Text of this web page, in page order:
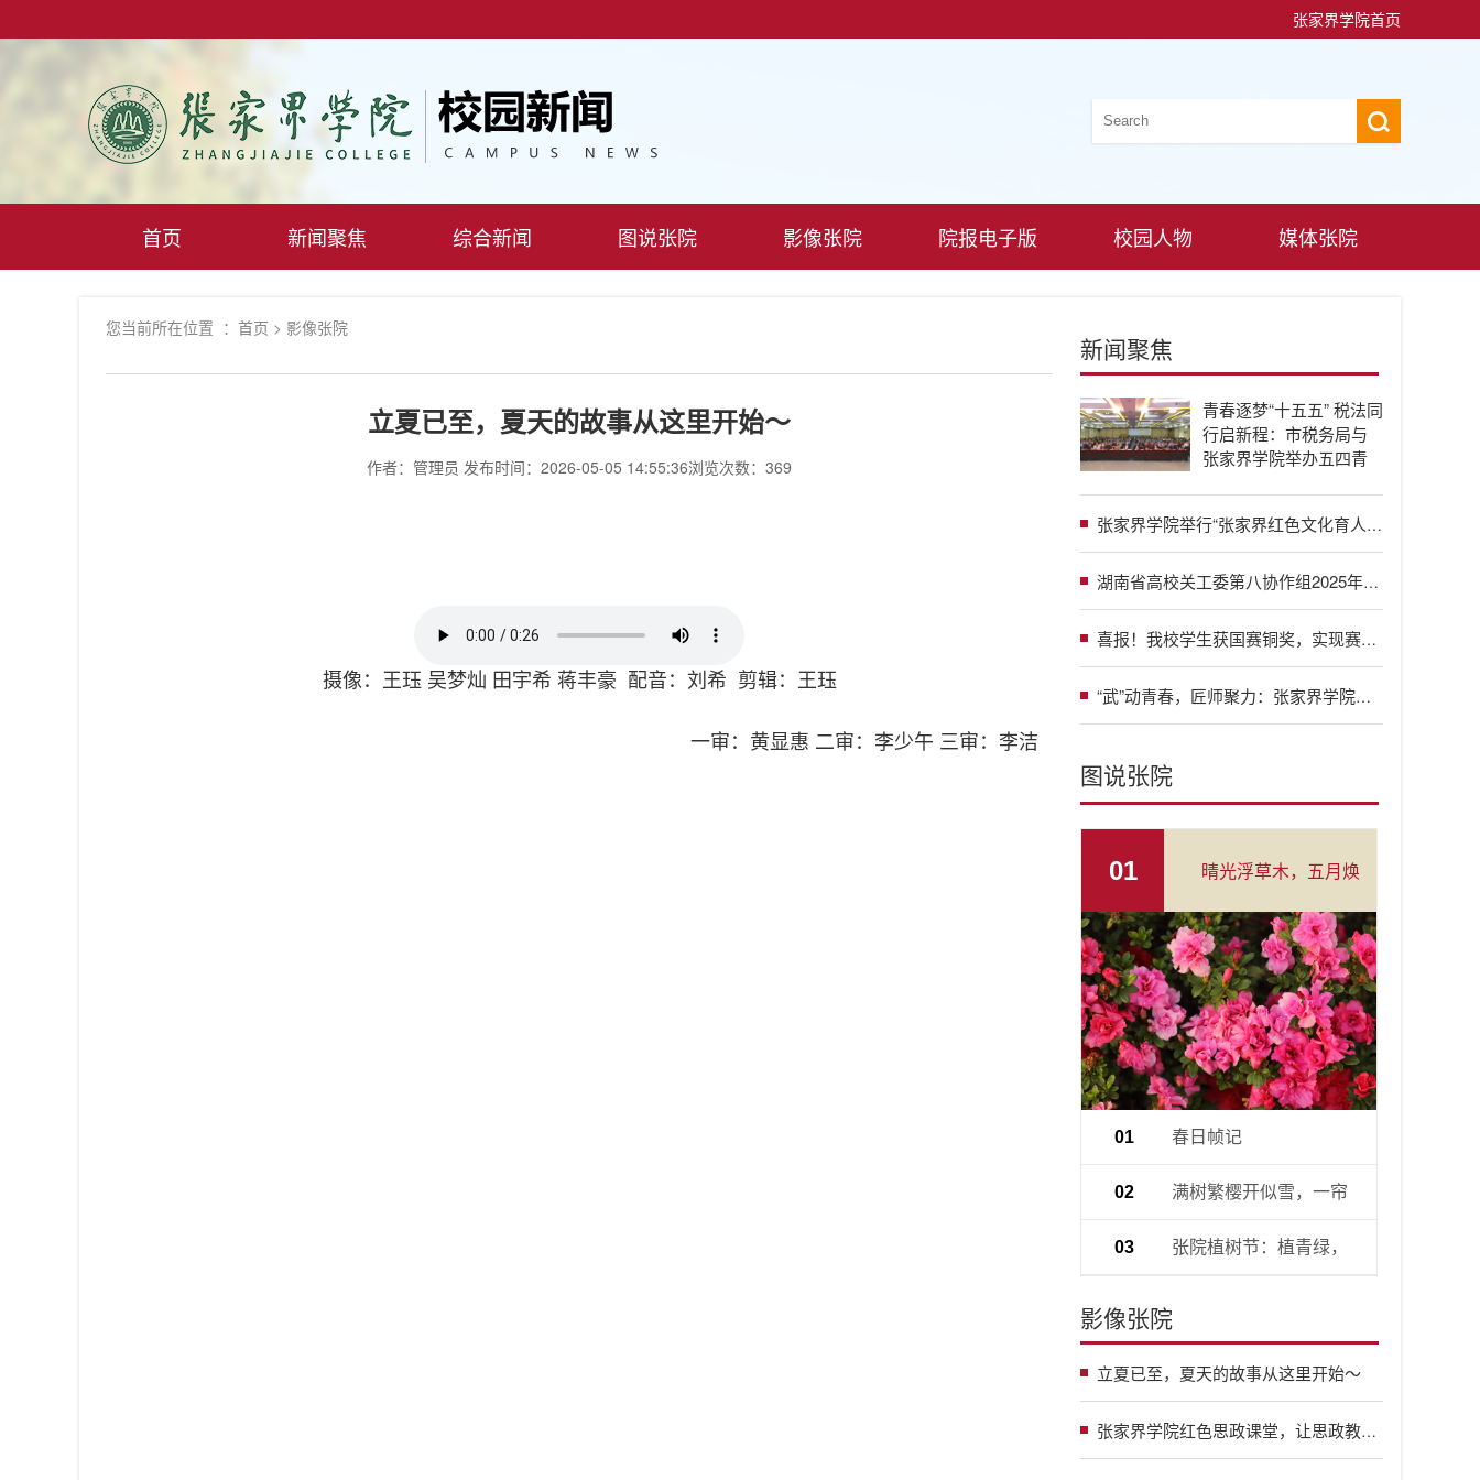
张家界学院首页
首页 新闻聚焦 综合新闻 图说张院 影像张院 院报电子版 校园人物 媒体张院
您当前所在位置 ： 首页 > 影像张院
立夏已至，夏天的故事从这里开始～
作者：管理员 发布时间：2026-05-05 14:55:36浏览次数：369
摄像：王珏 吴梦灿 田宇希 蒋丰豪 配音：刘希 剪辑：王珏
一审：黄显惠 二审：李少午 三审：李洁
新闻聚焦
青春逐梦“十五五” 税法同
行启新程：市税务局与
张家界学院举办五四青
张家界学院举行“张家界红色文化育人课堂”揭牌仪式暨“传承红色基因 培育时代新人”专家座谈会
湖南省高校关工委第八协作组2025年工作年会暨2026年工作研讨会在我校举行
喜报！我校学生获国赛铜奖，实现赛事历史性突破！
“武”动青春，匠师聚力：张家界学院举办大咖进校园系列活动
图说张院
01 晴光浮草木，五月焕
新生
01 春日帧记
02 满树繁樱开似雪，一帘
春色入怀来
03 张院植树节：植青绿，
影像张院
立夏已至，夏天的故事从这里开始～
张家界学院红色思政课堂，让思政教育“活”起来！一堂以“全家八口同长征”为主题的微党课在此开讲